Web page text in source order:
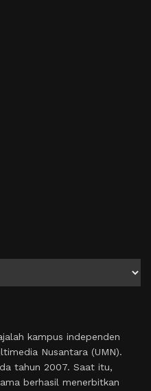
kampus independen
Nusantara (UMN).
tahun 2007. Saat itu,
berhasil menerbitkan